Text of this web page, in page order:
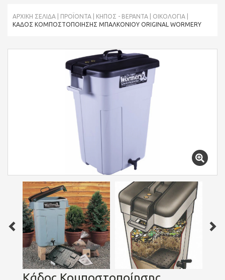
ΑΡΧΙΚΉ ΣΕΛΊΔΑ ΠΡΟΪΌΝΤΑ ΚΗΠΟΣ - ΒΕΡΑΝΤΑ
ΟΙΚΟΛΟΓΊΑ
ΚΆΔΟΣ ΚΟΜΠΟΣΤΟΠΟΊΗΣΗΣ ΜΠΑΛΚΟΝΙΟΎ ORIGINAL WORMERY